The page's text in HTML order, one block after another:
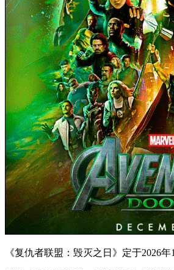
《复仇者联盟：毁灭之日》定于2026年